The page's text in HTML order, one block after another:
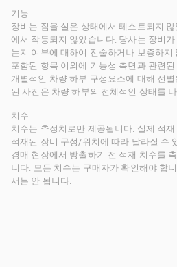
기능
장비는 짐을 실은 상태에서 테스트되지
에서 작동되지 않았습니다. 당사는 장비
는지 여부에 대하여 진술하거나 보증하지
포함된 항목 이외에 기능성 측면과 관련
개별적인 차량 하부 구성요소에 대해 선
된 사진은 차량 하부의 전체적인 상태를
치수
치수는 추정치로만 제공됩니다. 실제 적
적재된 장비 구성/위치에 따라 달라질 수
경매 현장에서 방출하기 전 적재 치수를
니다. 모든 치수는 구매자가 확인해야 합
서는 안 됩니다.